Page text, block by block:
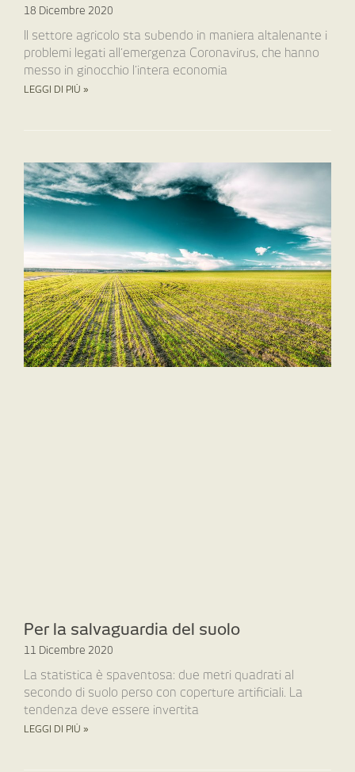
18 Dicembre 2020
Il settore agricolo sta subendo in maniera altalenante i
problemi legati all’emergenza Coronavirus, che hanno
messo in ginocchio l’intera economia
LEGGI DI PIÙ »
Per la salvaguardia del suolo
11 Dicembre 2020
La statistica è spaventosa: due metri quadrati al
secondo di suolo perso con coperture artificiali. La
tendenza deve essere invertita
LEGGI DI PIÙ »